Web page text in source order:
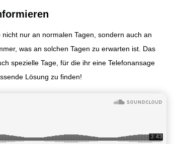
nicht nur an normalen Tagen, sondern auch an
was an solchen Tagen zu erwarten ist. Das
spezielle Tage, für die ihr eine Telefonansage
Lösung zu finden!